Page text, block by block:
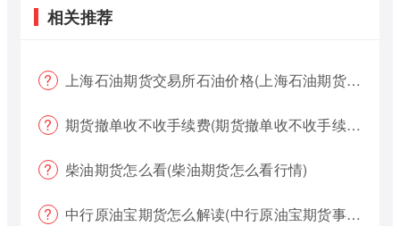
相关推荐
上海石油期货交易所石油价格(上海石油期货交易所石油价格查询)
期货撤单收不收手续费(期货撤单收不收手续费用)
柴油期货怎么看(柴油期货怎么看行情)
中行原油宝期货怎么解读(中行原油宝期货事件)